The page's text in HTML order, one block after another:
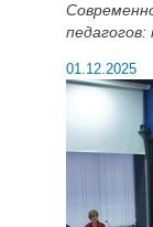
01.12.2025